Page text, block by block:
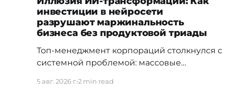
инвестиции в нейросети
разрушают маржинальность
бизнеса без продуктовой триады
Топ-менеджмент корпораций столкнулся с
системной проблемой: массовые
директивное «внедрение искусственного
5 авг. 2026 г.2 min read